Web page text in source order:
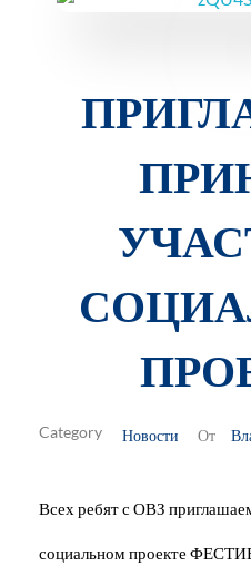
От
Новости
Всех ребят с ОВЗ
социальном проекте